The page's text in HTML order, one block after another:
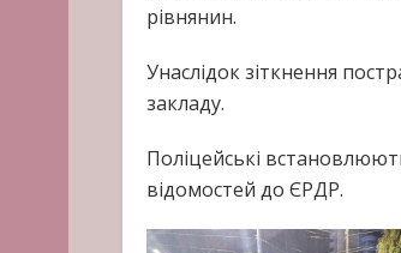
рівнянин.
Унаслідок зіткнення
закладу.
Поліцейські
відомостей до ЄРДР.